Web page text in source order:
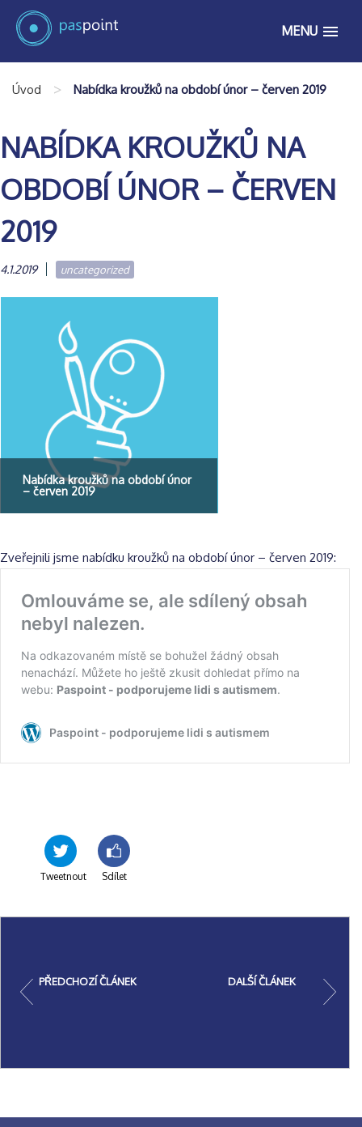
MENU
Úvod > Nabídka kroužků na období únor – červen 2019
NABÍDKA KROUŽKŮ NA
OBDOBÍ ÚNOR – ČERVEN
2019
4.1.2019 uncategorized
Nabídka kroužků na období únor
– červen 2019
Zveřejnili jsme nabídku kroužků na období únor – červen 2019:
Tweetnout Sdílet
PŘEDCHOZÍ ČLÁNEK DALŠÍ ČLÁNEK